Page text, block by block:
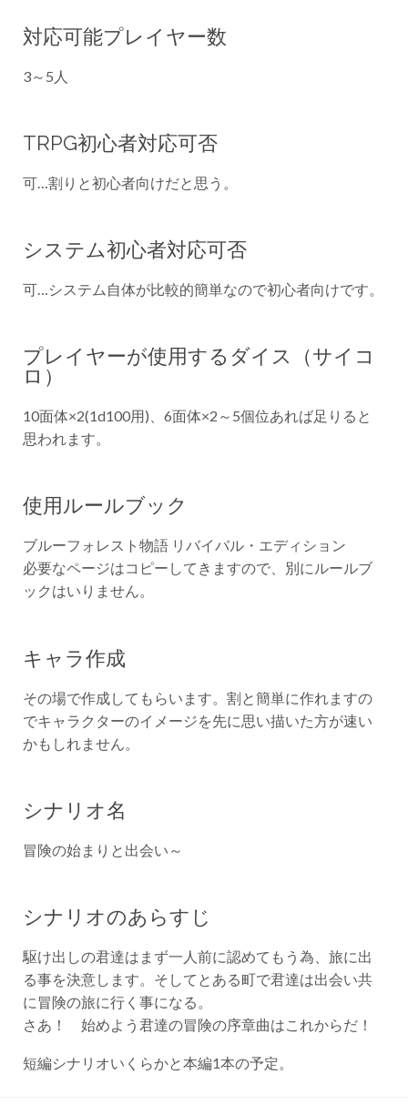
対応可能プレイヤー数
3～5人
TRPG初心者対応可否
可…割りと初心者向けだと思う。
システム初心者対応可否
可…システム自体が比較的簡単なので初心者向けです。
プレイヤーが使用するダイス（サイコ
ロ）
10面体×2(1d100用)、6面体×2～5個位あれば足りると
思われます。
使用ルールブック
ブルーフォレスト物語 リバイバル・エディション
必要なページはコピーしてきますので、別にルールブ
ックはいりません。
キャラ作成
その場で作成してもらいます。割と簡単に作れますの
でキャラクターのイメージを先に思い描いた方が速い
かもしれません。
シナリオ名
冒険の始まりと出会い～
シナリオのあらすじ
駆け出しの君達はまず一人前に認めてもう為、旅に出
る事を決意します。そしてとある町で君達は出会い共
に冒険の旅に行く事になる。
さあ！ 始めよう君達の冒険の序章曲はこれからだ！
短編シナリオいくらかと本編1本の予定。